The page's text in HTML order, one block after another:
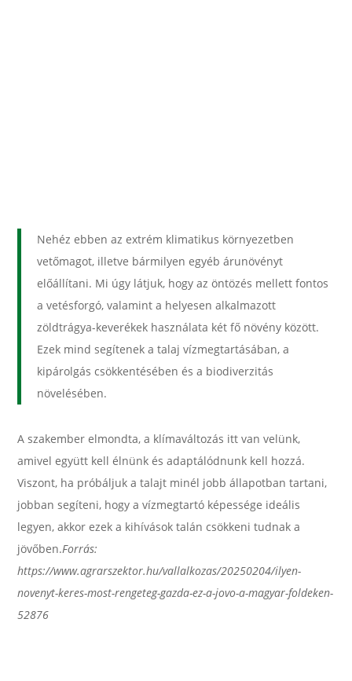
Nehéz ebben az extrém klimatikus környezetben
vetőmagot, illetve bármilyen egyéb árunövényt
előállítani. Mi úgy látjuk, hogy az öntözés mellett fontos
a vetésforgó, valamint a helyesen alkalmazott
zöldtrágya-keverékek használata két fő növény között.
Ezek mind segítenek a talaj vízmegtartásában, a
kipárolgás csökkentésében és a biodiverzitás
növelésében.
A szakember elmondta, a klímaváltozás itt van velünk,
amivel együtt kell élnünk és adaptálódnunk kell hozzá.
Viszont, ha próbáljuk a talajt minél jobb állapotban tartani,
jobban segíteni, hogy a vízmegtartó képessége ideális
legyen, akkor ezek a kihívások talán csökkeni tudnak a
jövőben.Forrás:
https://www.agrarszektor.hu/vallalkozas/20250204/ilyen-
novenyt-keres-most-rengeteg-gazda-ez-a-jovo-a-magyar-foldeken-
52876